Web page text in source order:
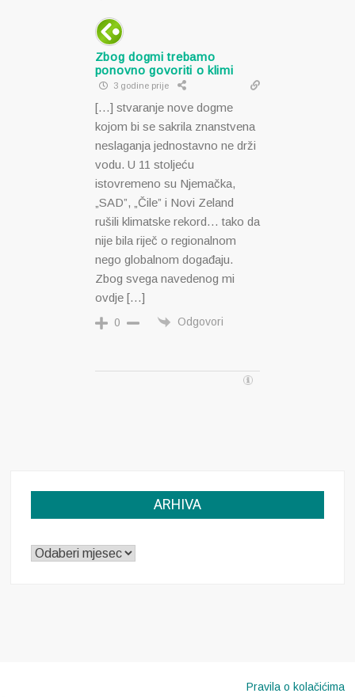
Zbog dogmi trebamo
ponovno govoriti o klimi
3 godine prije
[…] stvaranje nove dogme
kojom bi se sakrila znanstvena
neslaganja jednostavno ne drži
vodu. U 11 stoljeću
istovremeno su Njemačka,
„SAD”, „Čile” i Novi Zeland
rušili klimatske rekord… tako da
nije bila riječ o regionalnom
nego globalnom događaju.
Zbog svega navedenog mi
ovdje […]
0 Odgovori
ARHIVA
ARHIVA
Pravila o kolačićima